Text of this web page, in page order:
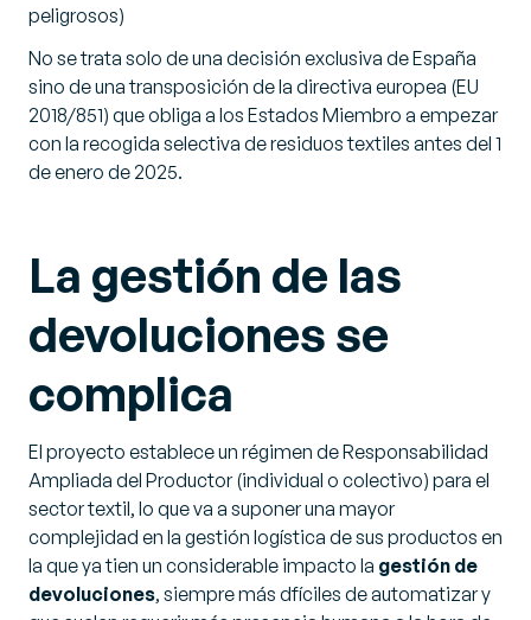
peligrosos)
No se trata solo de una decisión exclusiva de España
sino de una transposición de la directiva europea (EU
2018/851) que obliga a los Estados Miembro a empezar
con la recogida selectiva de residuos textiles antes del 1
de enero de 2025.
La gestión de las
devoluciones se
complica
El proyecto establece un régimen de Responsabilidad
Ampliada del Productor (individual o colectivo) para el
sector textil, lo que va a suponer una mayor
complejidad en la gestión logística de sus productos en
la que ya tien un considerable impacto la gestión de
devoluciones, siempre más dfíciles de automatizar y